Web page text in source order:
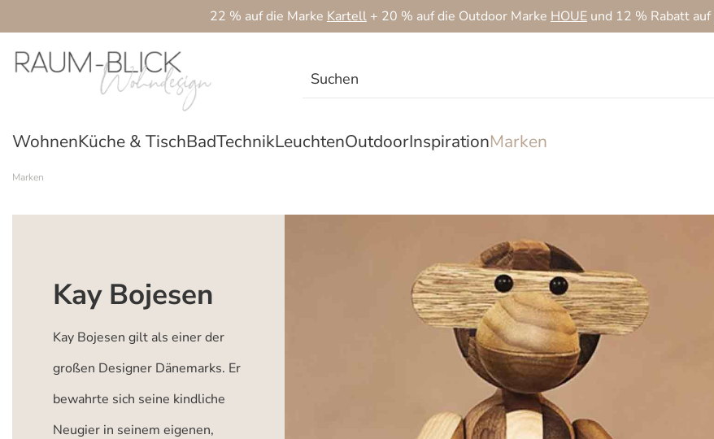
22 % auf die Marke Kartell + 20 % auf die Outdoor Marke HOUE und 12 % Rabatt auf
WohnenKüche & TischBadTechnikLeuchtenOutdoorInspirationMarken
Marken
Kay Bojesen
Kay Bojesen gilt als einer der
großen Designer Dänemarks. Er
bewahrte sich seine kindliche
Neugier in seinem eigenen,